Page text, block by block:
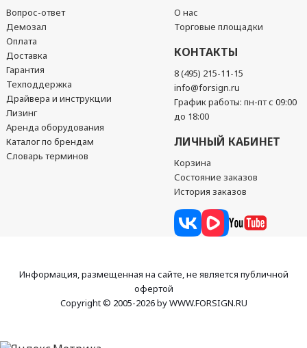
Вопрос-ответ
Демозал
Оплата
Доставка
Гарантия
Техподдержка
Драйвера и инструкции
Лизинг
Аренда оборудования
Каталог по брендам
Словарь терминов
О нас
Торговые площадки
КОНТАКТЫ
8 (495) 215-11-15
info@forsign.ru
График работы: пн-пт с 09:00
до 18:00
ЛИЧНЫЙ КАБИНЕТ
Корзина
Состояние заказов
История заказов
Информация, размещенная на сайте, не является публичной
офертой
Copyright © 2005-2026 by WWW.FORSIGN.RU